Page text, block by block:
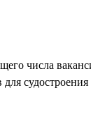
числа
судостроения